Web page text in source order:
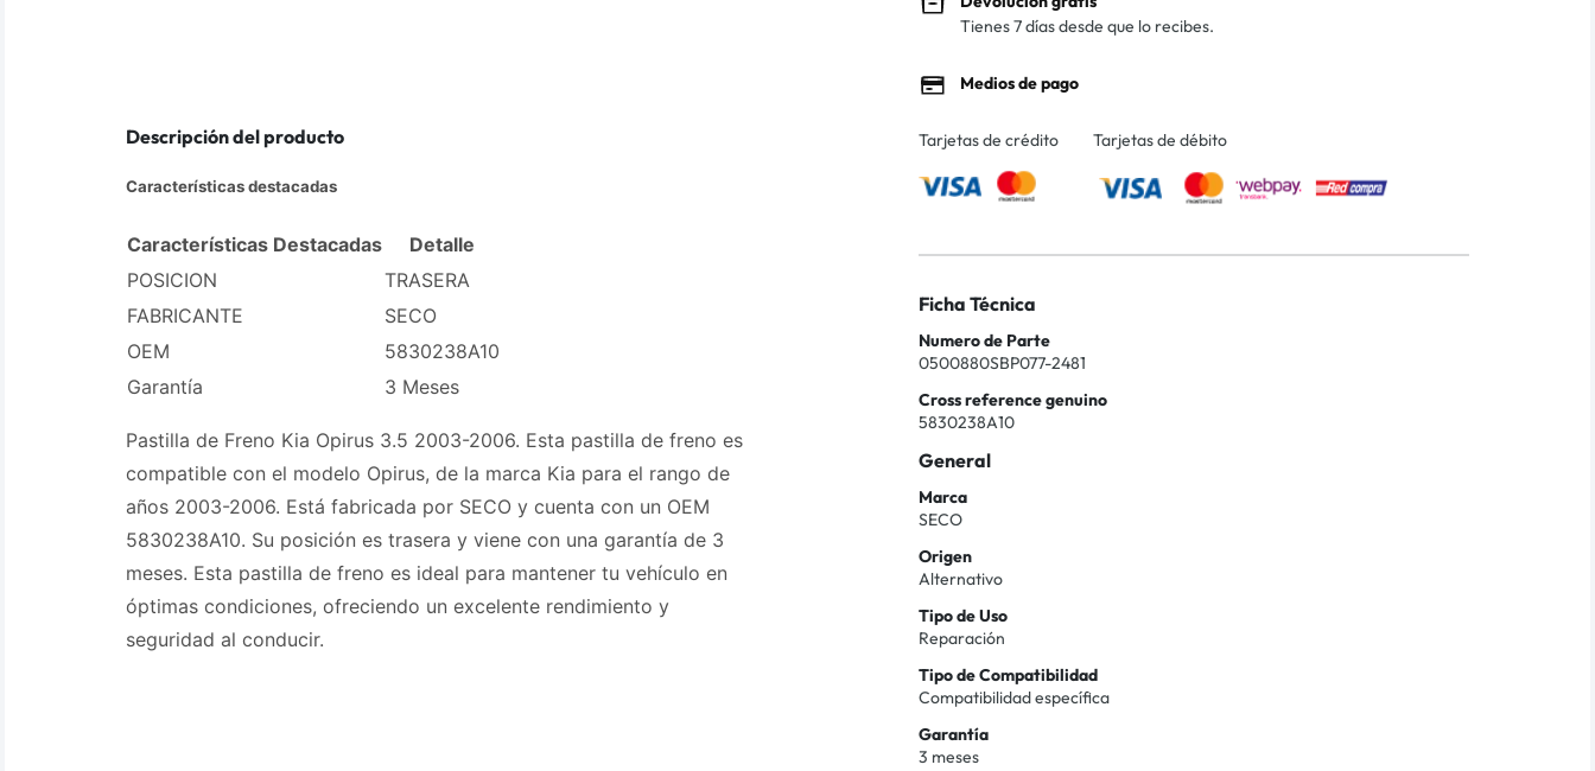
Descripción del producto
Características destacadas
Características Destacadas
Detalle
POSICION
TRASERA
FABRICANTE
SECO
OEM
5830238A10
Garantía
3 Meses
Pastilla de Freno Kia Opirus 3.5 2003-2006. Esta pastilla de freno es
compatible con el modelo Opirus, de la marca Kia para el rango de
años 2003-2006. Está fabricada por SECO y cuenta con un OEM
5830238A10. Su posición es trasera y viene con una garantía de 3
meses. Esta pastilla de freno es ideal para mantener tu vehículo en
óptimas condiciones, ofreciendo un excelente rendimiento y
seguridad al conducir.
Tienes 7 días desde que lo recibes.
Medios de pago
Tarjetas de crédito Tarjetas de débito
Ficha Técnica
Numero de Parte
0500880SBP077-2481
Cross reference genuino
5830238A10
General
Marca
SECO
Origen
Alternativo
Tipo de Uso
Reparación
Tipo de Compatibilidad
Compatibilidad específica
Garantía
3 meses